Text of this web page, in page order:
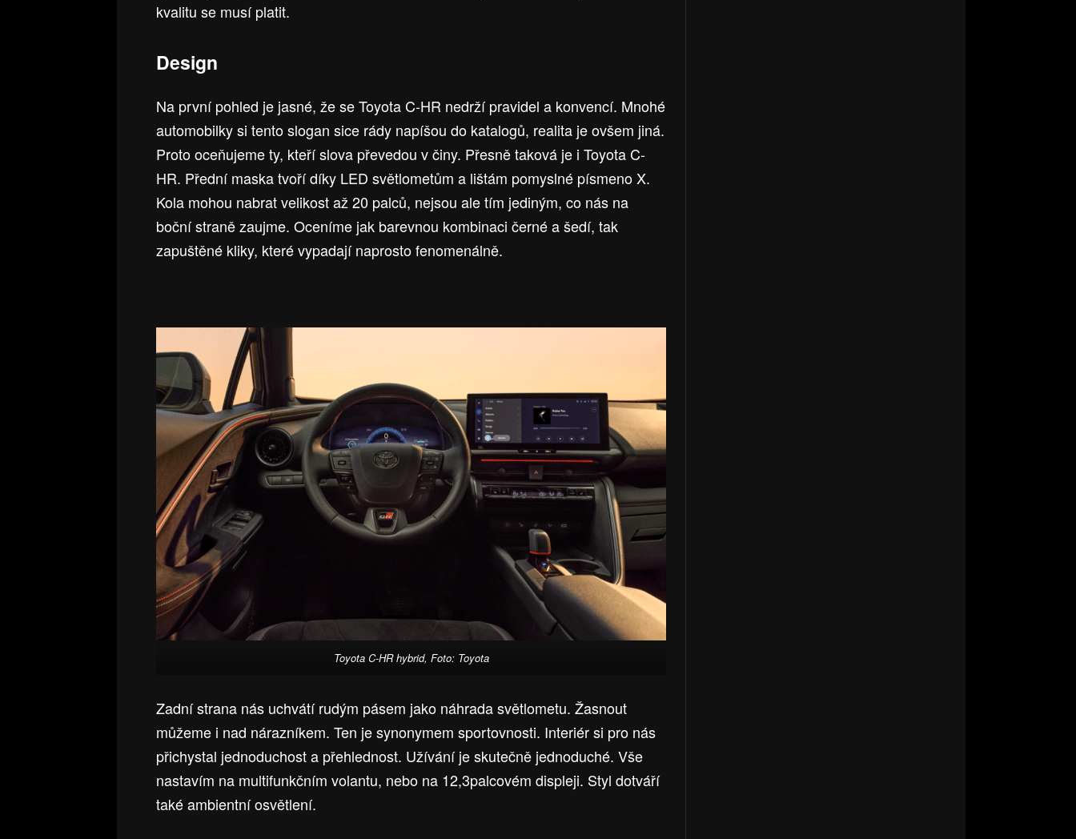
kvalitu se musí platit.
Design
Na první pohled je jasné, že se Toyota C-HR nedrží pravidel a konvencí. Mnohé
automobilky si tento slogan sice rády napíšou do katalogů, realita je ovšem jiná.
Proto oceňujeme ty, kteří slova převedou v činy. Přesně taková je i Toyota C-
HR. Přední maska tvoří díky LED světlometům a lištám pomyslné písmeno X.
Kola mohou nabrat velikost až 20 palců, nejsou ale tím jediným, co nás na
boční straně zaujme. Oceníme jak barevnou kombinaci černé a šedí, tak
zapuštěné kliky, které vypadají naprosto fenomenálně.
Toyota C-HR hybrid, Foto: Toyota
Zadní strana nás uchvátí rudým pásem jako náhrada světlometu. Žasnout
můžeme i nad nárazníkem. Ten je synonymem sportovnosti. Interiér si pro nás
přichystal jednoduchost a přehlednost. Užívání je skutečně jednoduché. Vše
nastavím na multifunkčním volantu, nebo na 12,3palcovém displeji. Styl dotváří
také ambientní osvětlení.